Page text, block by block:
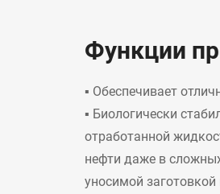
Функции
▪ Обеспечивает
▪ Биологически
отработанной
нефти даже в
уносимой